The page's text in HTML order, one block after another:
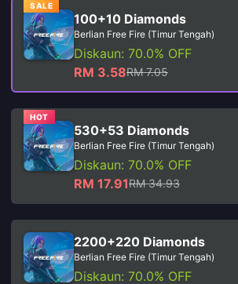
SALE
100+10 Diamonds
Berlian Free Fire (Timur Tengah)
Diskaun: 70.0% OFF
RM 3.58RM 7.05
HOT
530+53 Diamonds
Berlian Free Fire (Timur Tengah)
Diskaun: 70.0% OFF
RM 17.91RM 34.93
2200+220 Diamonds
Berlian Free Fire (Timur Tengah)
Diskaun: 70.0% OFF